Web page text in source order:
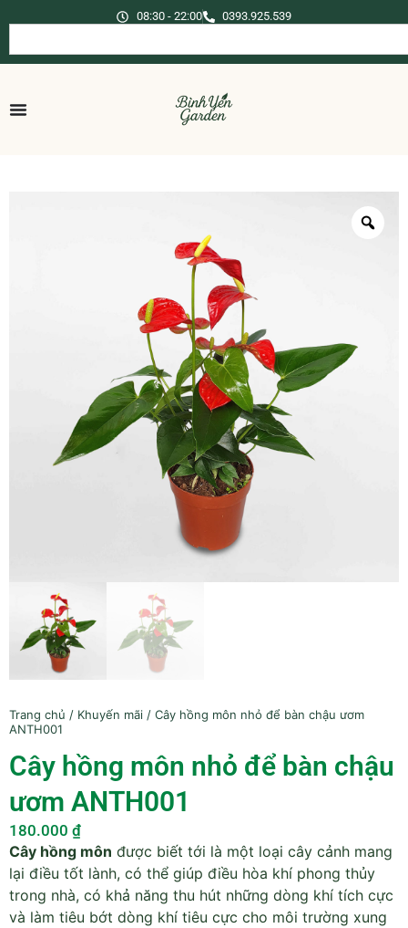
08:30 - 22:00 0393.925.539
Trang chủ / Khuyến mãi / Cây hồng môn nhỏ để bàn chậu ươm
ANTH001
Cây hồng môn nhỏ để bàn chậu
ươm ANTH001
180.000 ₫
Cây hồng môn được biết tới là một loại cây cảnh mang
lại điều tốt lành, có thể giúp điều hòa khí phong thủy
trong nhà, có khả năng thu hút những dòng khí tích cực
và làm tiêu bớt dòng khí tiêu cực cho môi trường xung